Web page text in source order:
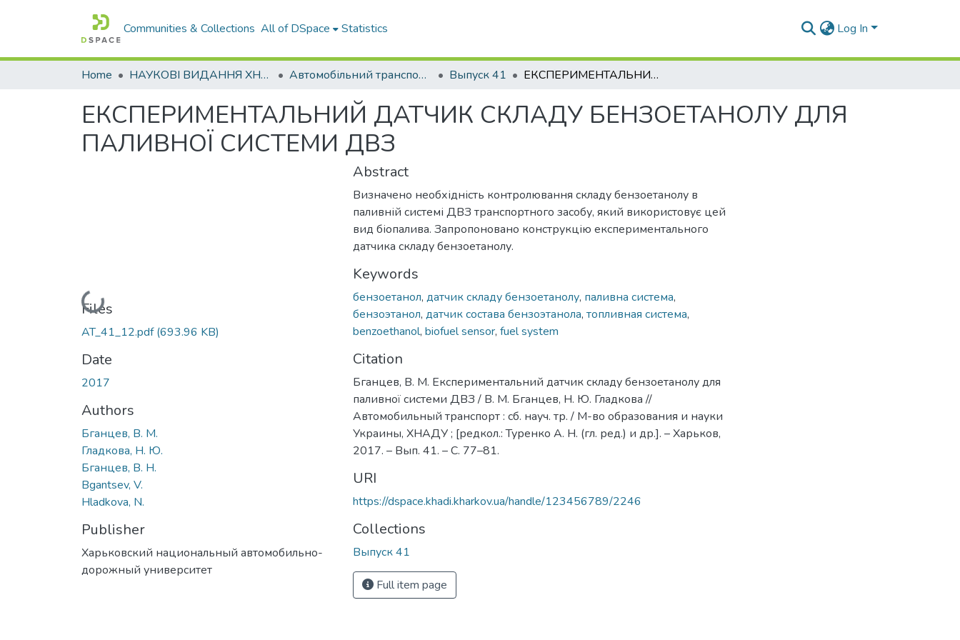
Communities & Collections All of DSpace Statistics Log In
Home НАУКОВІ ВИДАННЯ ХНАДУ Автомобільний транспорт / Автомобильный транспорт Выпуск 41 ЕКСПЕРИМЕНТАЛЬНИЙ ДАТЧИК СКЛАДУ БЕНЗОЕТАНОЛУ ДЛЯ ПАЛИВНОЇ СИСТЕМИ ДВЗ
ЕКСПЕРИМЕНТАЛЬНИЙ ДАТЧИК СКЛАДУ БЕНЗОЕТАНОЛУ ДЛЯ
ПАЛИВНОЇ СИСТЕМИ ДВЗ
Loading...
Files
AT_41_12.pdf(693.96 KB)
Date
2017
Authors
Бганцев, В. М.
Гладкова, Н. Ю.
Бганцев, В. Н.
Bgantsev, V.
Hladkova, N.
Publisher
Харьковский национальный автомобильно-
дорожный университет
Abstract
Визначено необхідність контролювання складу бензоетанолу в
паливній системі ДВЗ транспортного засобу, який використовує цей
вид біопалива. Запропоновано конструкцію експериментального
датчика складу бензоетанолу.
Keywords
бензоетанол, датчик складу бензоетанолу, паливна система,
бензоэтанол, датчик состава бензоэтанола, топливная система,
benzoethanol, biofuel sensor, fuel system
Citation
Бганцев, В. М. Експериментальний датчик складу бензоетанолу для
паливної системи ДВЗ / В. М. Бганцев, Н. Ю. Гладкова //
Автомобильный транспорт : сб. науч. тр. / М-во образования и науки
Украины, ХНАДУ ; [редкол.: Туренко А. Н. (гл. ред.) и др.]. – Харьков,
2017. – Вып. 41. – С. 77–81.
URI
https://dspace.khadi.kharkov.ua/handle/123456789/2246
Collections
Выпуск 41
Full item page